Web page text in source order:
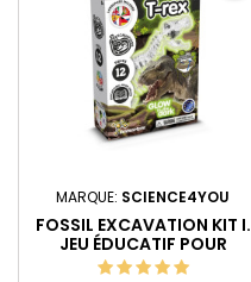
MARQUE: SCIENCE4YOU
FOSSIL EXCAVATION KIT I.
JEU ÉDUCATIF POUR
ENFANTS